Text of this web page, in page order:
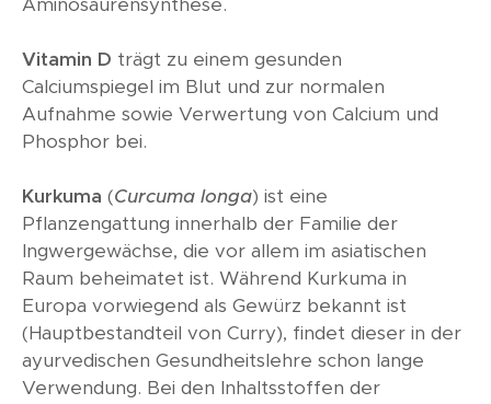
Aminosäurensynthese.
Vitamin D trägt zu einem gesunden
Calciumspiegel im Blut und zur normalen
Aufnahme sowie Verwertung von Calcium und
Phosphor bei.
Kurkuma (Curcuma longa) ist eine
Pflanzengattung innerhalb der Familie der
Ingwergewächse, die vor allem im asiatischen
Raum beheimatet ist. Während Kurkuma in
Europa vorwiegend als Gewürz bekannt ist
(Hauptbestandteil von Curry), findet dieser in der
ayurvedischen Gesundheitslehre schon lange
Verwendung. Bei den Inhaltsstoffen der